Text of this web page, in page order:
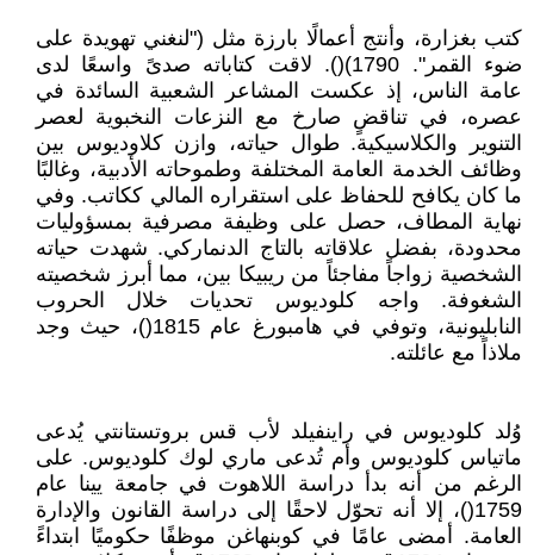
كتب بغزارة، وأنتج أعمالًا بارزة مثل ("لنغني تهويدة على
ضوء القمر". 1790)(). لاقت كتاباته صدىً واسعًا لدى
عامة الناس، إذ عكست المشاعر الشعبية السائدة في
عصره، في تناقضٍ صارخ مع النزعات النخبوية لعصر
التنوير والكلاسيكية. طوال حياته، وازن كلاوديوس بين
وظائف الخدمة العامة المختلفة وطموحاته الأدبية، وغالبًا
ما كان يكافح للحفاظ على استقراره المالي ككاتب. وفي
نهاية المطاف، حصل على وظيفة مصرفية بمسؤوليات
محدودة، بفضل علاقاته بالتاج الدنماركي. شهدت حياته
الشخصية زواجاً مفاجئاً من ريبيكا بين، مما أبرز شخصيته
الشغوفة. واجه كلوديوس تحديات خلال الحروب
النابليونية، وتوفي في هامبورغ عام 1815()، حيث وجد
ملاذاً مع عائلته.
وُلد كلوديوس في راينفيلد لأب قس بروتستانتي يُدعى
ماتياس كلوديوس وأم تُدعى ماري لوك كلوديوس. على
الرغم من أنه بدأ دراسة اللاهوت في جامعة يينا عام
1759()، إلا أنه تحوّل لاحقًا إلى دراسة القانون والإدارة
العامة. أمضى عامًا في كوبنهاغن موظفًا حكوميًا ابتداءً